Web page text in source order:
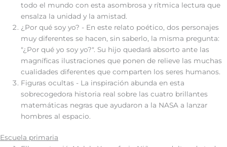
todo el mundo con esta asombrosa y rítmica lectura que
ensalza la unidad y la amistad.
¿Por qué soy yo? - En este relato poético, dos personajes
muy diferentes se hacen, sin saberlo, la misma pregunta:
"¿Por qué yo soy yo?". Su hijo quedará absorto ante las
magníficas ilustraciones que ponen de relieve las muchas
cualidades diferentes que comparten los seres humanos.
Figuras ocultas - La inspiración abunda en esta
sobrecogedora historia real sobre las cuatro brillantes
matemáticas negras que ayudaron a la NASA a lanzar
hombres al espacio.
Escuela primaria